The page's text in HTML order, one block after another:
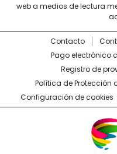
web a medios de lectura
Contacto
Pago electrónico
Registro de
Política de Protección
Configuración de cookies